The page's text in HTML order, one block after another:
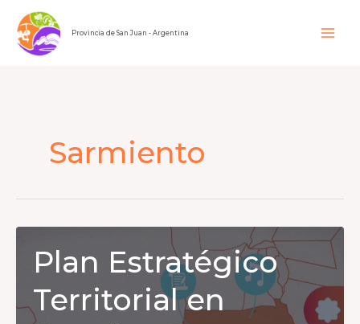
contenido
Provincia de San Juan - Argentina
Sarmiento
Plan Estratégico
Territorial en